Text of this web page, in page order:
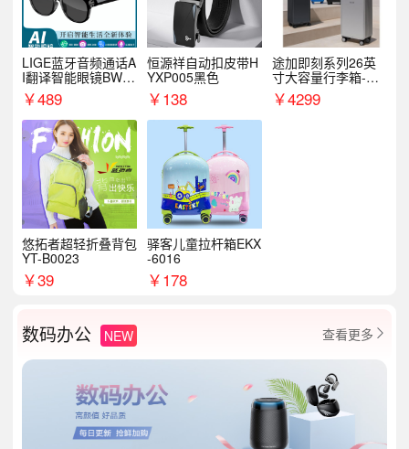
LIGE蓝牙音频通话A
I翻译智能眼镜BWM
89
￥489
恒源祥自动扣皮带H
YXP005黑色
￥138
途加即刻系列26英
寸大容量行李箱-星
云绿/星光绿
￥4299
悠拓者超轻折叠背包
YT-B0023
￥39
驿客儿童拉杆箱EKX
-6016
￥178
数码办公 NEW 查看更多 